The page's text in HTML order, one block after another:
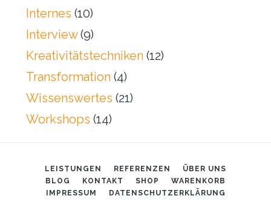
Internes (10)
Interview(9)
Kreativitätstechniken (12)
Transformation (4)
Wissenswertes (21)
Workshops (14)
LEISTUNGEN REFERENZEN
ÜBER UNS
BLOG
KONTAKT SHOP
WARENKORB
IMPRESSUM
DATENSCHUTZERKLÄRUNG